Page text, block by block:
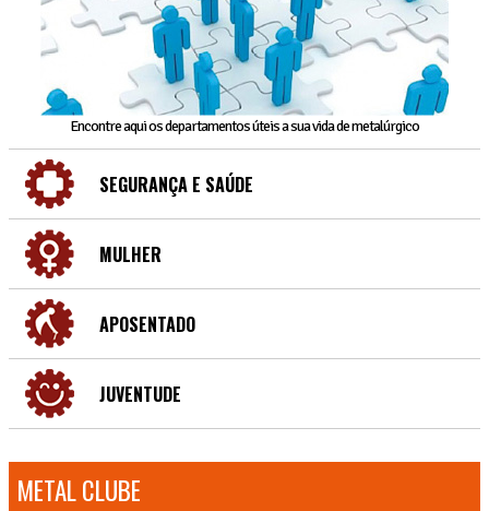
Encontre aqui os departamentos úteis a sua vida de metalúrgico
SEGURANÇA E SAÚDE
MULHER
APOSENTADO
JUVENTUDE
METAL CLUBE